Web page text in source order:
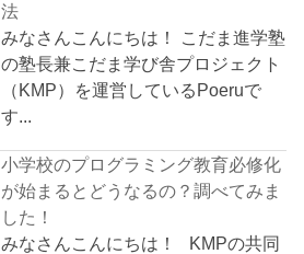
法
みなさんこんにちは！ こだま進学塾
の塾長兼こだま学び舎プロジェクト
（KMP）を運営しているPoeruで
す...
小学校のプログラミング教育必修化
が始まるとどうなるの？調べてみま
した！
みなさんこんにちは！ KMPの共同